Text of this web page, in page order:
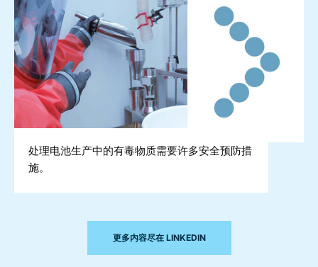
处理电池生产中的有毒物质需要许多安全预防措
施。
更多内容尽在 LINKEDIN